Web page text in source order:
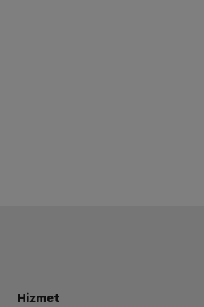
Hizmet